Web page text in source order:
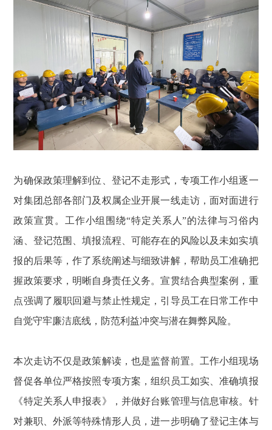
为确保政策理解到位、登记不走形式，专项工作小组逐一
对集团总部各部门及权属企业开展一线走访，面对面进行
政策宣贯。工作小组围绕“特定关系人”的法律与习俗内
涵、登记范围、填报流程、可能存在的风险以及未如实填
报的后果等，作了系统阐述与细致讲解，帮助员工准确把
握政策要求，明晰自身责任义务。宣贯结合典型案例，重
点强调了履职回避与禁止性规定，引导员工在日常工作中
自觉守牢廉洁底线，防范利益冲突与潜在舞弊风险。
本次走访不仅是政策解读，也是监督前置。工作小组现场
督促各单位严格按照专项方案，组织员工如实、准确填报
《特定关系人申报表》，并做好台账管理与信息审核。针
对兼职、外派等特殊情形人员，进一步明确了登记主体与